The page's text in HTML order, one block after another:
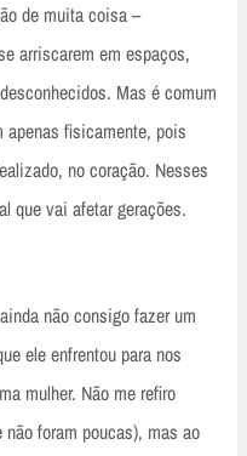
de muita coisa –
arriscarem em espaços,
Mas é comum
apenas fisicamente, pois
no coração. Nesses
que vai afetar gerações.
não consigo fazer um
ele enfrentou para nos
mulher. Não me refiro
foram poucas), mas ao